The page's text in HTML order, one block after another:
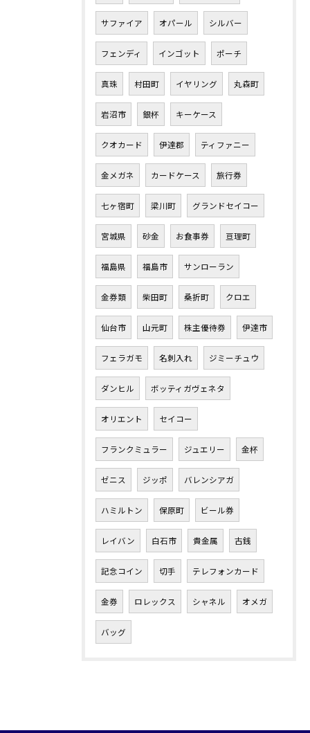
サファイア オパール シルバー
フェンディ インゴット ポーチ
真珠 村田町 イヤリング 丸森町
岩沼市 銀杯 キーケース
クオカード 伊達郡 ティファニー
金メガネ カードケース 旅行券
七ヶ宿町 梁川町 グランドセイコー
宮城県 砂金 お食事券 亘理町
福島県 福島市 サンローラン
金券類 柴田町 桑折町 クロエ
仙台市 山元町 株主優待券 伊達市
フェラガモ 名刺入れ ジミーチュウ
ダンヒル ボッティガヴェネタ
オリエント セイコー
フランクミュラー ジュエリー 金杯
ゼニス ジッポ バレンシアガ
ハミルトン 保原町 ビール券
レイバン 白石市 貴金属 古銭
記念コイン 切手 テレフォンカード
金券 ロレックス シャネル オメガ
バッグ